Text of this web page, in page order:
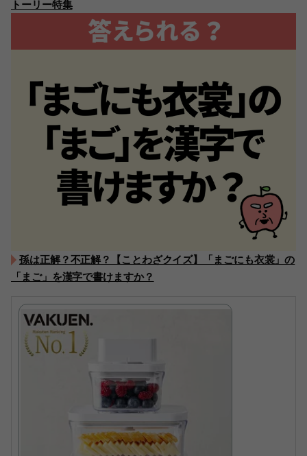
トーリー特集
孫は正解？不正解？【ことわざクイズ】「まごにも衣裳」の
「まご」を漢字で書けますか？